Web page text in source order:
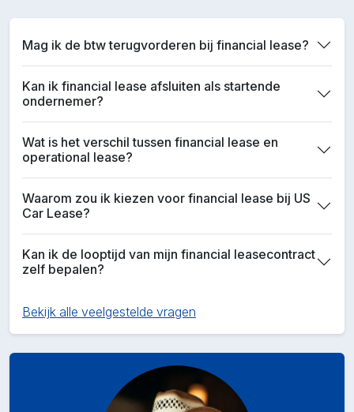
Mag ik de btw terugvorderen bij financial lease?
Kan ik financial lease afsluiten als startende
ondernemer?
Wat is het verschil tussen financial lease en
operational lease?
Waarom zou ik kiezen voor financial lease bij US
Car Lease?
Kan ik de looptijd van mijn financial leasecontract
zelf bepalen?
Bekijk alle veelgestelde vragen